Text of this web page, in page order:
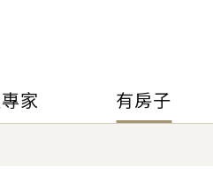
家 有房子